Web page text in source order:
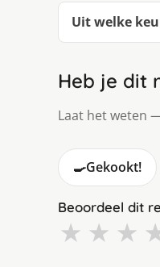
Uit welke
Heb je dit
Laat het weten
🍳Gekookt!
Beoordeel dit
★ ★ ★